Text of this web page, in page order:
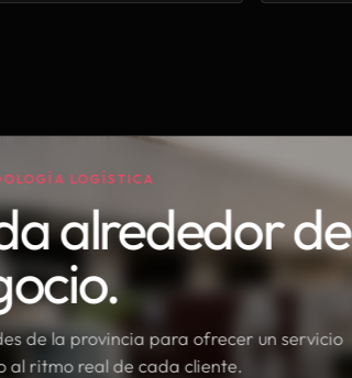
LOGÍSTICA
alrededor de
de la provincia para ofrecer un servicio
al ritmo real de cada cliente.